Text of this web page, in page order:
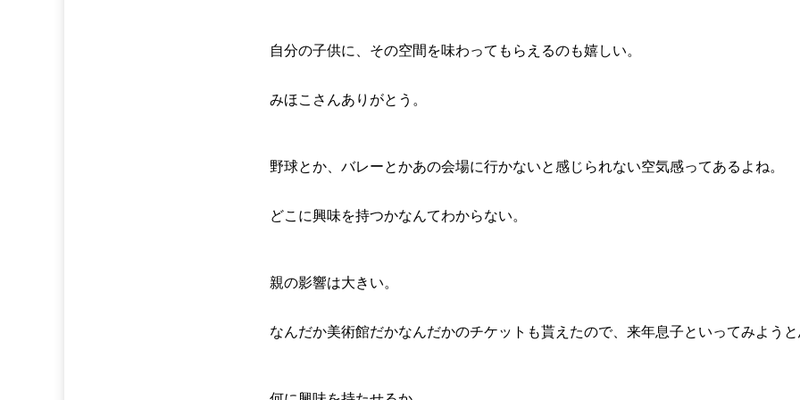
自分の子供に、その空間を味わってもらえるのも嬉しい。
みほこさんありがとう。
野球とか、バレーとかあの会場に行かないと感じられない空気感ってあるよね。
どこに興味を持つかなんてわからない。
親の影響は大きい。
なんだか美術館だかなんだかのチケットも貰えたので、来年息子といってみよう